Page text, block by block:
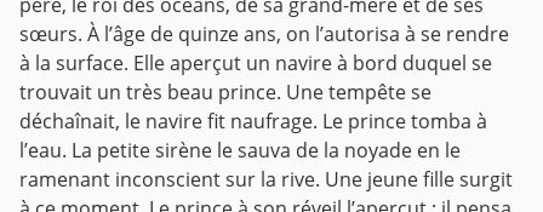
sœurs. À l’âge de quinze ans, on l’autorisa à se rendre
à la surface. Elle aperçut un navire à bord duquel se
trouvait un très beau prince. Une tempête se
déchaînait, le navire fit naufrage. Le prince tomba à
l’eau. La petite sirène le sauva de la noyade en le
ramenant inconscient sur la rive. Une jeune fille surgit